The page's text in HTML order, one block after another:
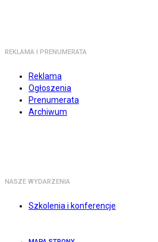
REKLAMA I PRENUMERATA
Reklama
Ogłoszenia
Prenumerata
Archiwum
NASZE WYDARZENIA
Szkolenia i konferencje